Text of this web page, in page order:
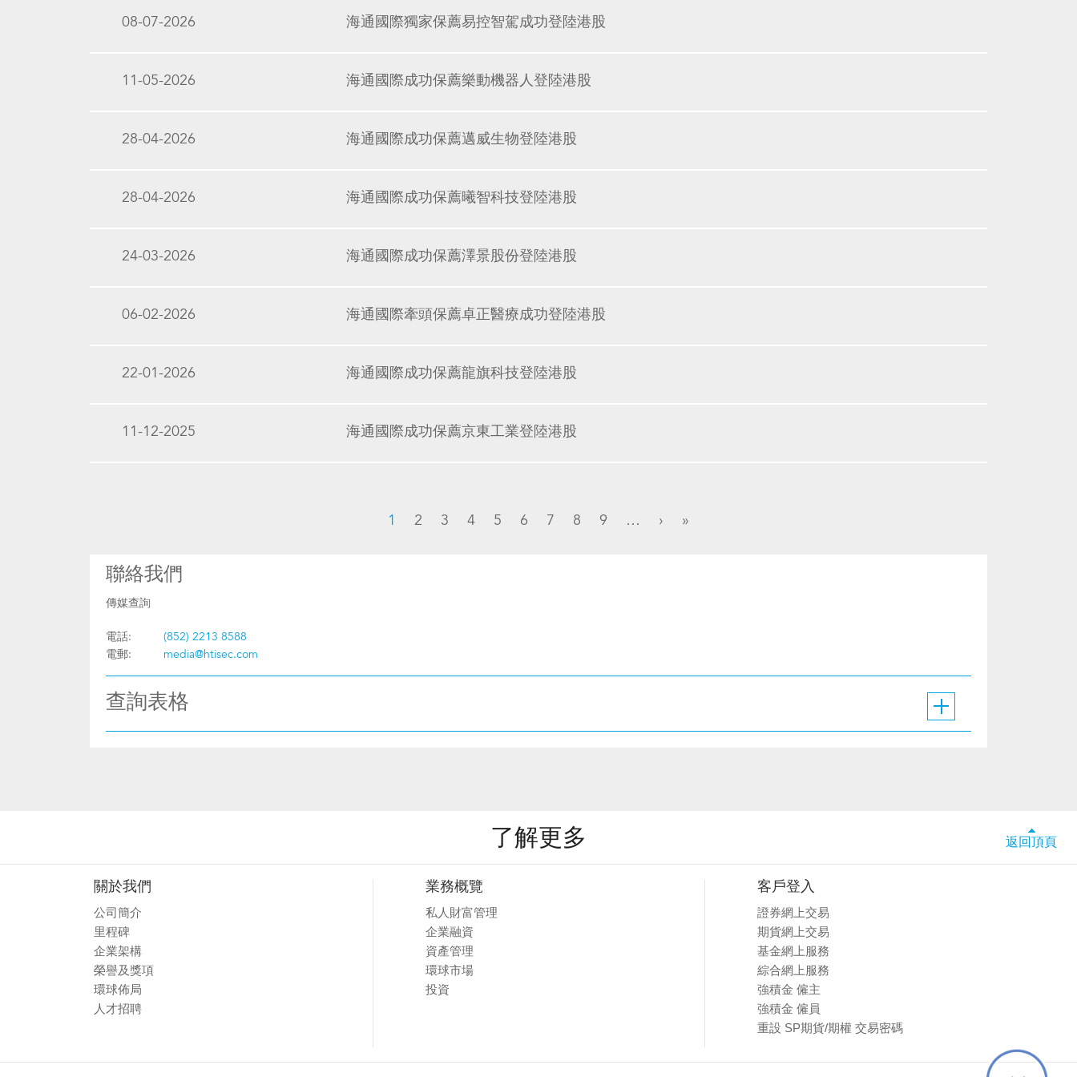
08-07-2026 海通國際獨家保薦易控智駕成功登陸港股
11-05-2026 海通國際成功保薦樂動機器人登陸港股
28-04-2026 海通國際成功保薦邁威生物登陸港股
28-04-2026 海通國際成功保薦曦智科技登陸港股
24-03-2026 海通國際成功保薦澤景股份登陸港股
06-02-2026 海通國際牽頭保薦卓正醫療成功登陸港股
22-01-2026 海通國際成功保薦龍旗科技登陸港股
11-12-2025 海通國際成功保薦京東工業登陸港股
1 2 3 4 5 6 7 8 9 … › »
聯絡我們
傳媒查詢
電話:
(852) 2213 8588
電郵:
media@htisec.com
查詢表格
了解更多 返回頂頁
關於我們
公司簡介
里程碑
企業架構
榮譽及獎項
環球佈局
人才招聘
業務概覽
私人財富管理
企業融資
資產管理
環球市場
投資
客戶登入
證券網上交易
期貨網上交易
基金網上服務
綜合網上服務
強積金 僱主
強積金 僱員
重設 SP期貨/期權 交易密碼